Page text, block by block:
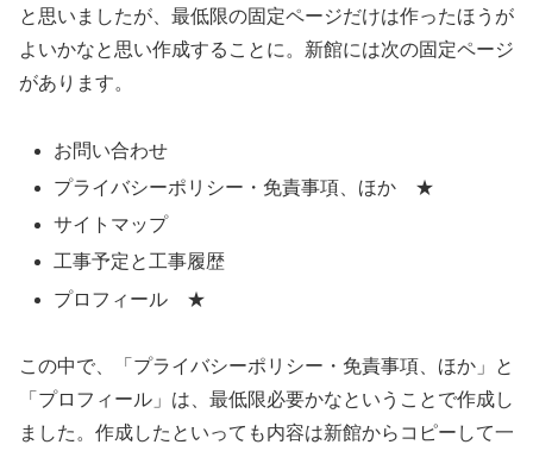
と思いましたが、最低限の固定ページだけは作ったほうが
よいかなと思い作成することに。新館には次の固定ページ
があります。
お問い合わせ
プライバシーポリシー・免責事項、ほか ★
サイトマップ
工事予定と工事履歴
プロフィール ★
この中で、「プライバシーポリシー・免責事項、ほか」と
「プロフィール」は、最低限必要かなということで作成し
ました。作成したといっても内容は新館からコピーして一